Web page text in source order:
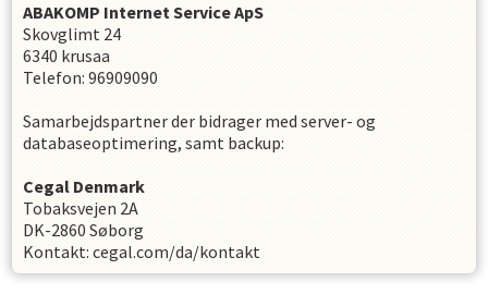
ABAKOMP Internet Service ApS
Skovglimt 24
6340 krusaa
Telefon: 96909090
Samarbejdspartner der bidrager med server- og
databaseoptimering, samt backup:
Cegal Denmark
Tobaksvejen 2A
DK-2860 Søborg
Kontakt: cegal.com/da/kontakt